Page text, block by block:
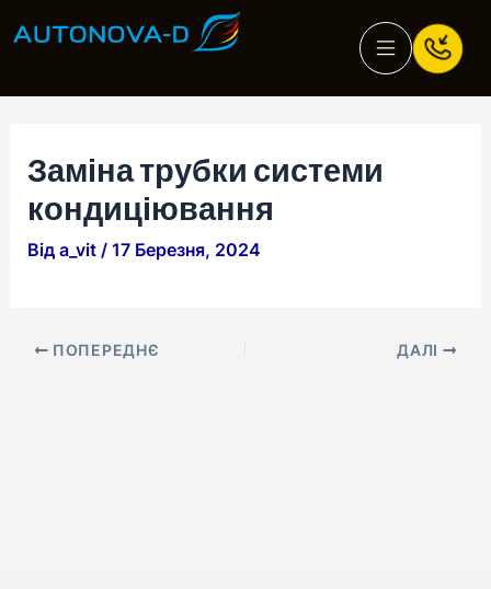
до
Заміна трубки системи
кондиціювання
Відa_vit/17 Березня, 2024
по
ПОПЕРЕДНЄ ДАЛІ